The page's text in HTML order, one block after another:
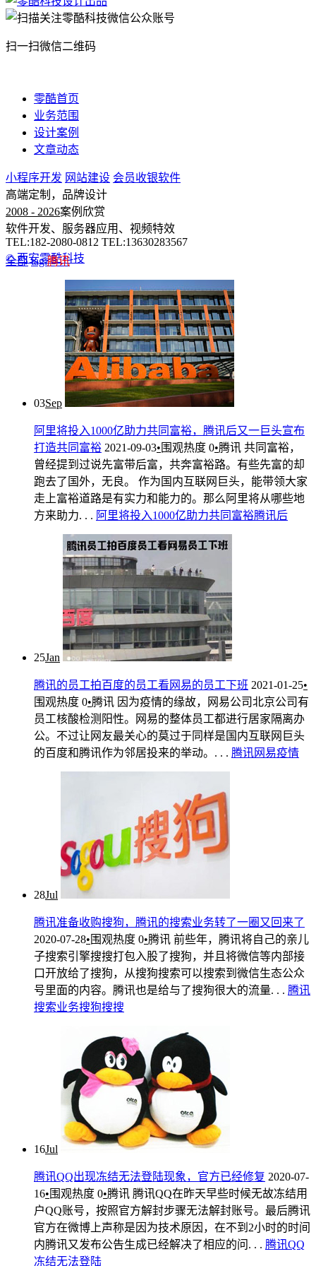
扫一扫微信二维码
零酷首页
业务范围
设计案例
文章动态
小程序开发 网站建设 会员收银软件
高端定制，品牌设计
2008 - 2026案例欣赏
软件开发、服务器应用、视频特效
TEL:182-2080-0812 TEL:13630283567
© 西安零酷科技
全部 tag:腾讯
03Sep
阿里将投入1000亿助力共同富裕，腾讯后又一巨头宣布
打造共同富裕 2021-09-03• 围观热度 0•腾讯 共同富裕，
曾经提到过说先富带后富，共奔富裕路。有些先富的却
跑去了国外，无良。 作为国内互联网巨头，能带领大家
走上富裕道路是有实力和能力的。那么阿里将从哪些地
方来助力. . . 阿里将投入1000亿助力共同富裕腾讯后
25Jan
腾讯的员工拍百度的员工看网易的员工下班 2021-01-25•
围观热度 0•腾讯 因为疫情的缘故，网易公司北京公司有
员工核酸检测阳性。网易的整体员工都进行居家隔离办
公。不过让网友最关心的莫过于同样是国内互联网巨头
的百度和腾讯作为邻居投来的举动。. . . 腾讯网易疫情
28Jul
腾讯准备收购搜狗，腾讯的搜索业务转了一圈又回来了
2020-07-28• 围观热度 0•腾讯 前些年，腾讯将自己的亲儿
子搜索引擎搜搜打包入股了搜狗，并且将微信等内部接
口开放给了搜狗，从搜狗搜索可以搜索到微信生态公众
号里面的内容。腾讯也是给与了搜狗很大的流量. . . 腾讯
搜索业务搜狗搜搜
16Jul
腾讯QQ出现冻结无法登陆现象，官方已经修复 2020-07-
16• 围观热度 0•腾讯 腾讯QQ在昨天早些时候无故冻结用
户QQ账号，按照官方解封步骤无法解封账号。最后腾讯
官方在微博上声称是因为技术原因，在不到2小时的时间
内腾讯又发布公告生成已经解决了相应的问. . . 腾讯QQ
冻结无法登陆